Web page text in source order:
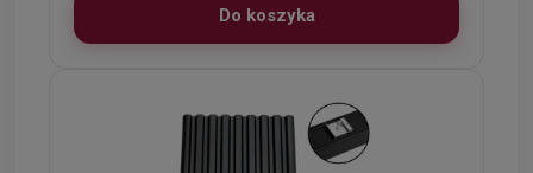
Do koszyka